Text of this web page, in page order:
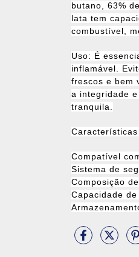
butano, 63%
lata tem
combustível,
Uso: É
inflamável.
frescos e bem
a integridade
tranquila.
Compatível
Sistema de
Composição
Capacidade de